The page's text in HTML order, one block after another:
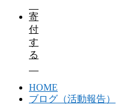
寄
付
す
る
HOME
ブログ（活動報告）